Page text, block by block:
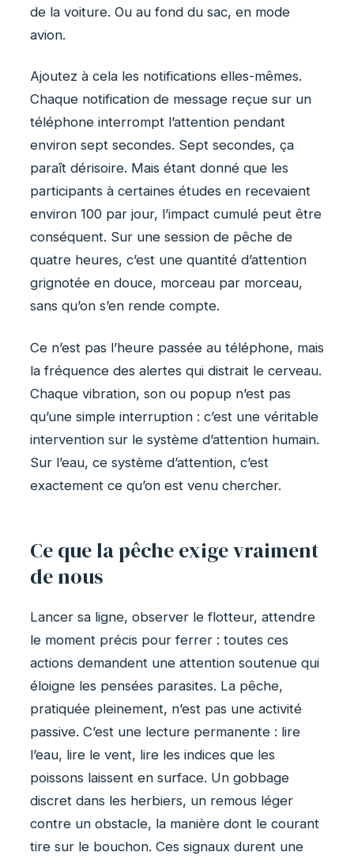
de la voiture. Ou au fond du sac, en mode
avion.
Ajoutez à cela les notifications elles-mêmes.
Chaque notification de message reçue sur un
téléphone interrompt l’attention pendant
environ sept secondes. Sept secondes, ça
paraît dérisoire. Mais étant donné que les
participants à certaines études en recevaient
environ 100 par jour, l’impact cumulé peut être
conséquent. Sur une session de pêche de
quatre heures, c’est une quantité d’attention
grignotée en douce, morceau par morceau,
sans qu’on s’en rende compte.
Ce n’est pas l’heure passée au téléphone, mais
la fréquence des alertes qui distrait le cerveau.
Chaque vibration, son ou popup n’est pas
qu’une simple interruption : c’est une véritable
intervention sur le système d’attention humain.
Sur l’eau, ce système d’attention, c’est
exactement ce qu’on est venu chercher.
Ce que la pêche exige vraiment
de nous
Lancer sa ligne, observer le flotteur, attendre
le moment précis pour ferrer : toutes ces
actions demandent une attention soutenue qui
éloigne les pensées parasites. La pêche,
pratiquée pleinement, n’est pas une activité
passive. C’est une lecture permanente : lire
l’eau, lire le vent, lire les indices que les
poissons laissent en surface. Un gobbage
discret dans les herbiers, un remous léger
contre un obstacle, la manière dont le courant
tire sur le bouchon. Ces signaux durent une